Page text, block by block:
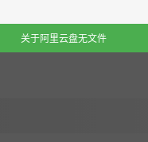
关于阿里云盘无文件